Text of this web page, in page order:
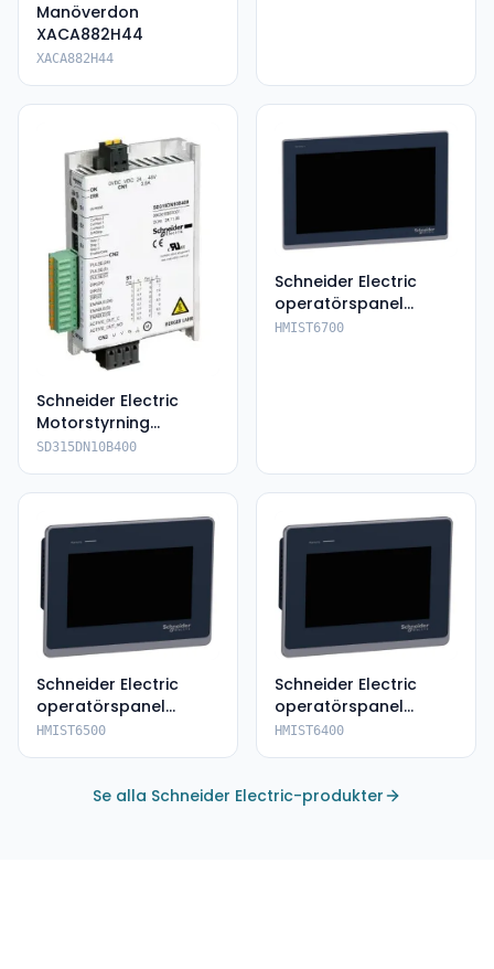
Manöverdon
XACA882H44
XACA882H44
Schneider Electric
Motorstyrning
SD315DN10B400
SD315DN10B400
Schneider Electric
operatörspanel
HMIST6700
HMIST6700
Schneider Electric
operatörspanel
HMIST6500
HMIST6500
Schneider Electric
operatörspanel
HMIST6400
HMIST6400
Se alla Schneider Electric-produkter